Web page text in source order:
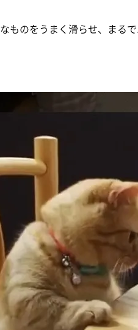
ものをうまく滑らせ、まる